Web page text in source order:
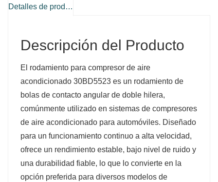
Detalles de producto
Descripción del Producto
El rodamiento para compresor de aire
acondicionado 30BD5523 es un rodamiento de
bolas de contacto angular de doble hilera,
comúnmente utilizado en sistemas de compresores
de aire acondicionado para automóviles. Diseñado
para un funcionamiento continuo a alta velocidad,
ofrece un rendimiento estable, bajo nivel de ruido y
una durabilidad fiable, lo que lo convierte en la
opción preferida para diversos modelos de